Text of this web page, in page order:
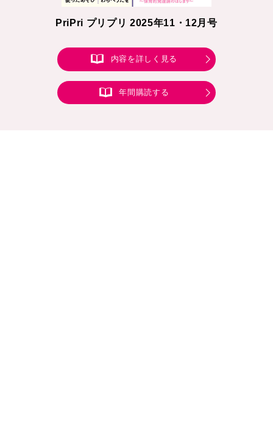
PriPri プリプリ 2025年11・12月号
内容を詳しく見る
年間購読する